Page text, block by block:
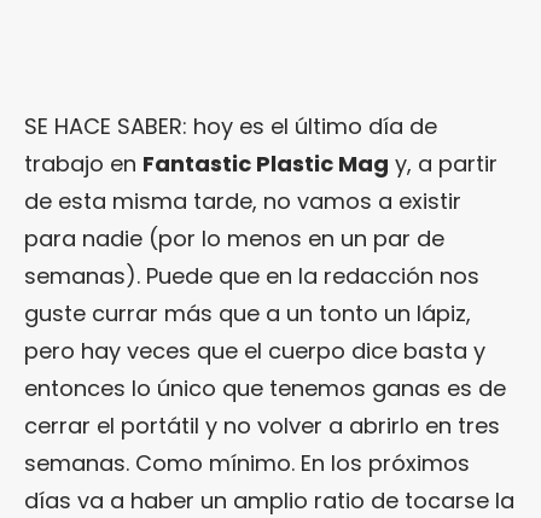
SE HACE SABER: hoy es el último día de
trabajo en Fantastic Plastic Mag y, a partir
de esta misma tarde, no vamos a existir
para nadie (por lo menos en un par de
semanas). Puede que en la redacción nos
guste currar más que a un tonto un lápiz,
pero hay veces que el cuerpo dice basta y
entonces lo único que tenemos ganas es de
cerrar el portátil y no volver a abrirlo en tres
semanas. Como mínimo. En los próximos
días va a haber un amplio ratio de tocarse la